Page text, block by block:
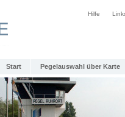
Hilfe
Start Pegelauswahl über Karte